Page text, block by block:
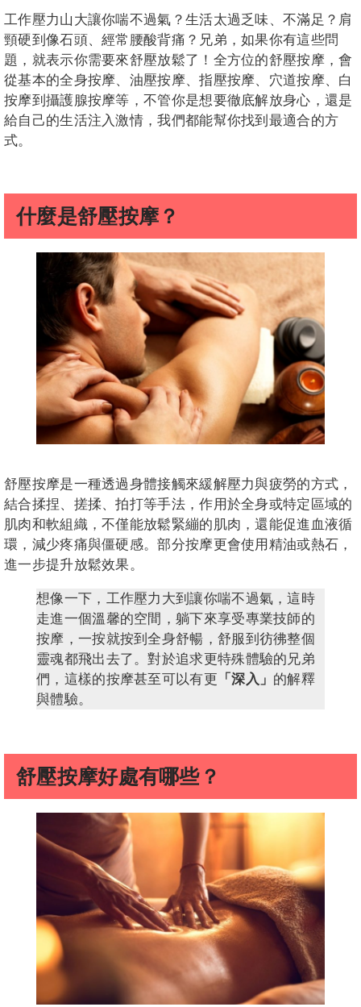
工作壓力山大讓你喘不過氣？生活太過乏味、不滿足？肩
頸硬到像石頭、經常腰酸背痛？兄弟，如果你有這些問
題，就表示你需要來舒壓放鬆了！全方位的舒壓按摩，會
從基本的全身按摩、油壓按摩、指壓按摩、穴道按摩、白
按摩到攝護腺按摩等，不管你是想要徹底解放身心，還是
給自己的生活注入激情，我們都能幫你找到最適合的方
式。
什麼是舒壓按摩？
舒壓按摩是一種透過身體接觸來緩解壓力與疲勞的方式，
結合揉捏、搓揉、拍打等手法，作用於全身或特定區域的
肌肉和軟組織，不僅能放鬆緊繃的肌肉，還能促進血液循
環，減少疼痛與僵硬感。部分按摩更會使用精油或熱石，
進一步提升放鬆效果。
想像一下，工作壓力大到讓你喘不過氣，這時
走進一個溫馨的空間，躺下來享受專業技師的
按摩，一按就按到全身舒暢，舒服到彷彿整個
靈魂都飛出去了。對於追求更特殊體驗的兄弟
們，這樣的按摩甚至可以有更 「深入」 的解釋
與體驗。
舒壓按摩好處有哪些？